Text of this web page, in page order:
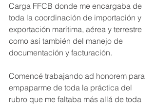
Carga FFCB donde me encargaba de
toda la coordinación de importación y
exportación marítima, aérea y terrestre
como así también del manejo de
documentación y facturación.
Comencé trabajando ad honorem para
empaparme de toda la práctica del
rubro que me faltaba más allá de toda